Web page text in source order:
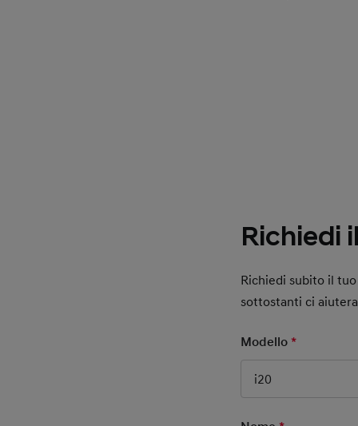
Richiedi
Richiedi subito il
sottostanti ci
Modello*
i20